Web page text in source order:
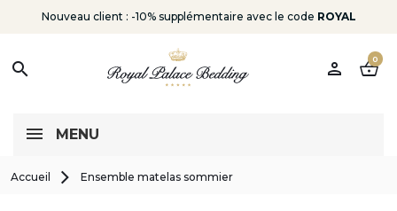
Nouveau client : -10% supplémentaire avec le code ROYAL
search person shopping_basket
0
MENU
Accueil Ensemble matelas sommier